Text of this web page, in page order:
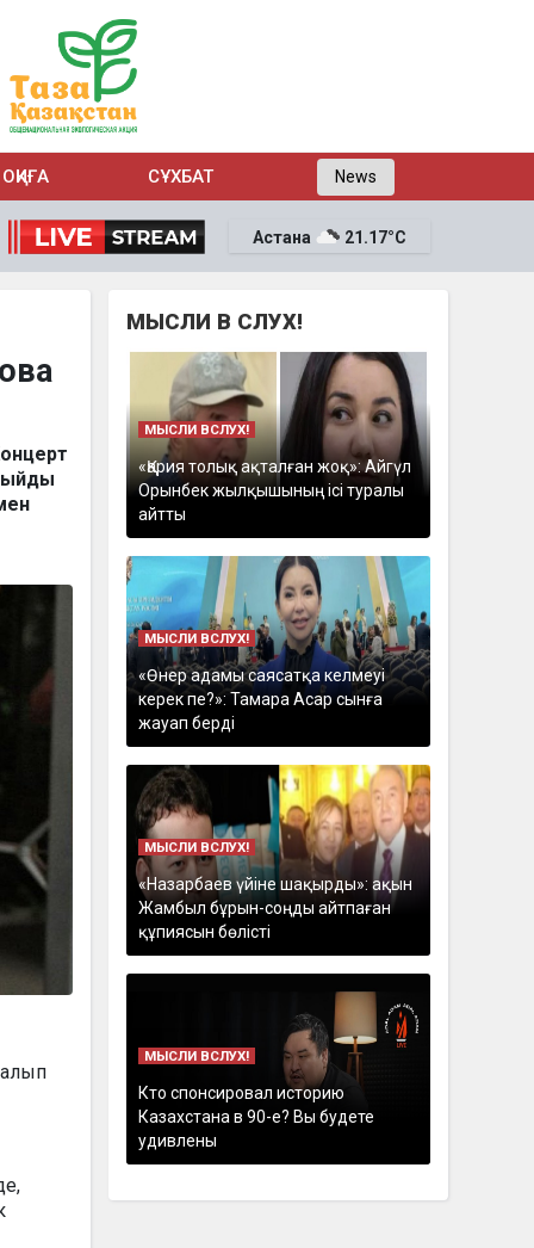
ОҚИҒА СҰХБАТ News
Астана 21.17°C
алып
МЫСЛИ В СЛУХ!
МЫСЛИ ВСЛУХ!
«Қария толық ақталған жоқ»: Айгүл
Орынбек жылқышының ісі туралы
айтты
МЫСЛИ ВСЛУХ!
«Өнер адамы саясатқа келмеуі
керек пе?»: Тамара Асар сынға
жауап берді
МЫСЛИ ВСЛУХ!
«Назарбаев үйіне шақырды»: ақын
Жамбыл бұрын-соңды айтпаған
құпиясын бөлісті
МЫСЛИ ВСЛУХ!
Кто спонсировал историю
Казахстана в 90-е? Вы будете
удивлены